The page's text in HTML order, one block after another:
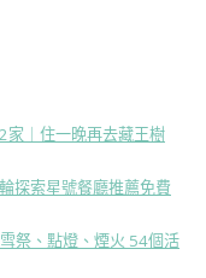
家｜住一晚再去藏王樹
探索星號餐廳推薦免費
祭、點燈、煙火 54個活